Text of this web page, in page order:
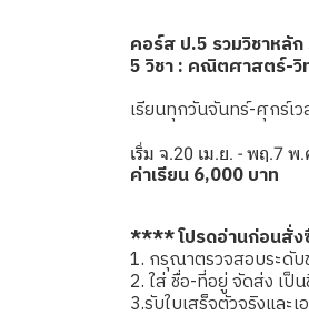
คอร์ส ป.5 รวมวิชาหลั
5 วิชา : คณิตศาสตร์-วิ
เรียนทุกวันจันทร์-ศุกร์เ
เริ่ม จ.20 เม.ย. - พฤ.7
ค่าเรียน 6,000 บาท
**** โปรดอ่านก่อนสั่
1. กรุณาตรวจสอบระดับ
2. ใส่ ชื่อ-ที่อยู่ จัดส่ง เป็
3.รับใบเสร็จตัวจริงและ